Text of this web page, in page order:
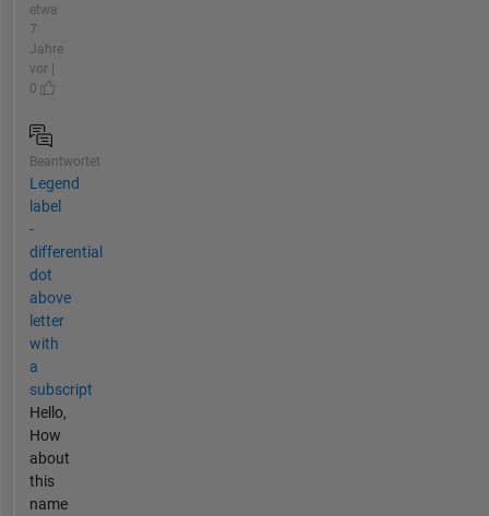
etwa
7
Jahre
vor |
0
Beantwortet
Legend
label
-
differential
dot
above
letter
with
a
subscript
Hello,
How
about
this
name